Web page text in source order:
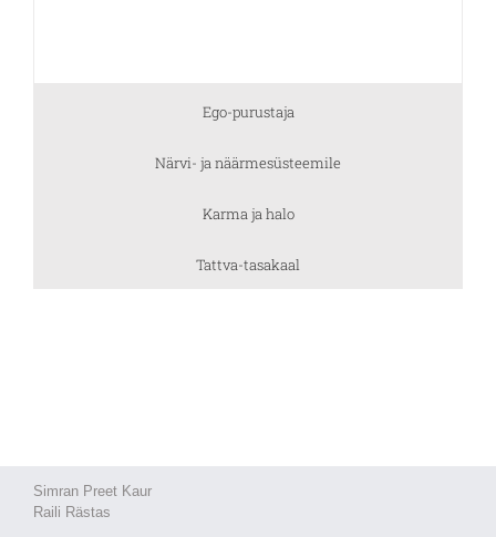
Ego-purustaja
Närvi- ja näärmesüsteemile
Karma ja halo
Tattva-tasakaal
Simran Preet Kaur
Raili Rästas